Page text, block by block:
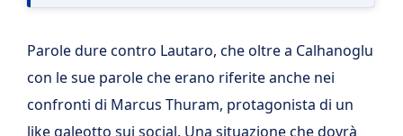
Parole dure contro Lautaro, che oltre a Calhanoglu
con le sue parole che erano riferite anche nei
confronti di Marcus Thuram, protagonista di un
like galeotto sui social. Una situazione che dovrà